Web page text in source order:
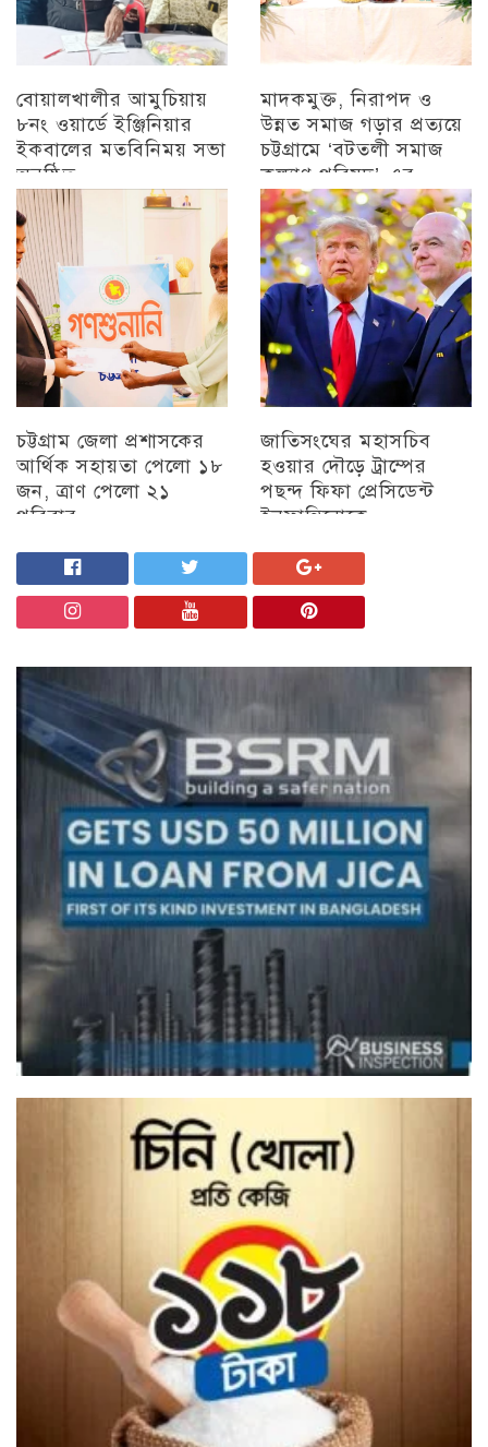
বোয়ালখালীর আমুচিয়ায়
৮নং ওয়ার্ডে ইঞ্জিনিয়ার
ইকবালের মতবিনিময় সভা
অনুষ্ঠিত
চট্টগ্রাম
মাদকমুক্ত, নিরাপদ ও
উন্নত সমাজ গড়ার প্রত্যয়ে
চট্টগ্রামে ‘বটতলী সমাজ
কল্যাণ পরিষদ’-এর
মতবিনিময় সভা অনুষ্ঠিত
চট্টগ্রাম
চট্টগ্রাম জেলা প্রশাসকের
আর্থিক সহায়তা পেলো ১৮
জন, ত্রাণ পেলো ২১
পরিবার
চট্টগ্রাম
জাতিসংঘের মহাসচিব
হওয়ার দৌড়ে ট্রাম্পের
পছন্দ ফিফা প্রেসিডেন্ট
ইনফান্তিনোকে
চট্টগ্রাম